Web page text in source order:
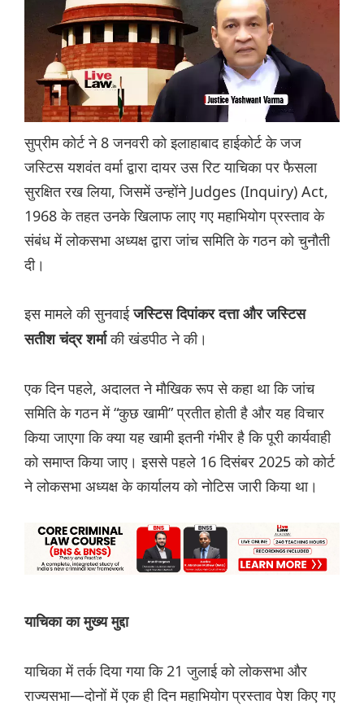
सुप्रीम कोर्ट ने 8 जनवरी को इलाहाबाद हाईकोर्ट के जज
जस्टिस यशवंत वर्मा द्वारा दायर उस रिट याचिका पर फैसला
सुरक्षित रख लिया, जिसमें उन्होंने Judges (Inquiry) Act,
1968 के तहत उनके खिलाफ लाए गए महाभियोग प्रस्ताव के
संबंध में लोकसभा अध्यक्ष द्वारा जांच समिति के गठन को चुनौती
दी।
इस मामले की सुनवाईजस्टिस दिपांकर दत्ता और जस्टिस
सतीश चंद्र शर्माकी खंडपीठ ने की।
एक दिन पहले, अदालत ने मौखिक रूप से कहा था कि जांच
समिति के गठन में “कुछ खामी” प्रतीत होती है और यह विचार
किया जाएगा कि क्या यह खामी इतनी गंभीर है कि पूरी कार्यवाही
को समाप्त किया जाए। इससे पहले 16 दिसंबर 2025 को कोर्ट
ने लोकसभा अध्यक्ष के कार्यालय को नोटिस जारी किया था।
याचिका का मुख्य मुद्दा
याचिका में तर्क दिया गया कि 21 जुलाई को लोकसभा और
राज्यसभा—दोनों में एक ही दिन महाभियोग प्रस्ताव पेश किए गए